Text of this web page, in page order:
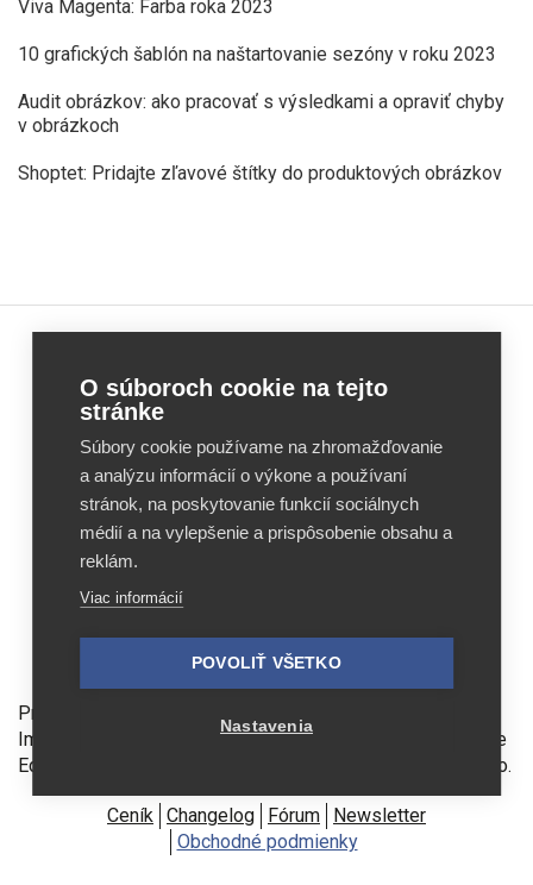
Viva Magenta: Farba roka 2023
10 grafických šablón na naštartovanie sezóny v roku 2023
Audit obrázkov: ako pracovať s výsledkami a opraviť chyby
v obrázkoch
Shoptet: Pridajte zľavové štítky do produktových obrázkov
Image
Reviews
Image
Reviews
Feed Image Editor technologies, s.r.o.
Prevádzkovateľom stránok feed-image-editor.sk je Feed
Image Editor technologies, s.r.o., IČ 07139365. Feed Image
Editor technologies, s.r.o. člen koncernu Profitak group, s.r.o.
Ceník Changelog Fórum
Newsletter
Obchodné podmienky
O súboroch cookie na tejto
stránke
Súbory cookie používame na zhromažďovanie
a analýzu informácií o výkone a používaní
stránok, na poskytovanie funkcií sociálnych
médií a na vylepšenie a prispôsobenie obsahu a
reklám.
Viac informácií
POVOLIŤ VŠETKO
Nastavenia